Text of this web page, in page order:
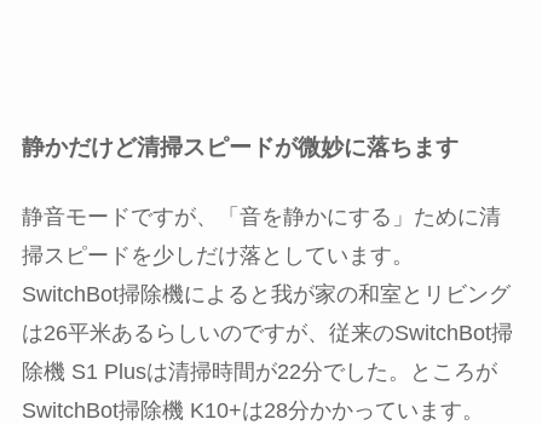
静かだけど清掃スピードが微妙に落ちます
静音モードですが、「音を静かにする」ために清
掃スピードを少しだけ落としています。
SwitchBot掃除機によると我が家の和室とリビング
は26平米あるらしいのですが、従来のSwitchBot掃
除機 S1 Plusは清掃時間が22分でした。ところが
SwitchBot掃除機 K10+は28分かかっています。